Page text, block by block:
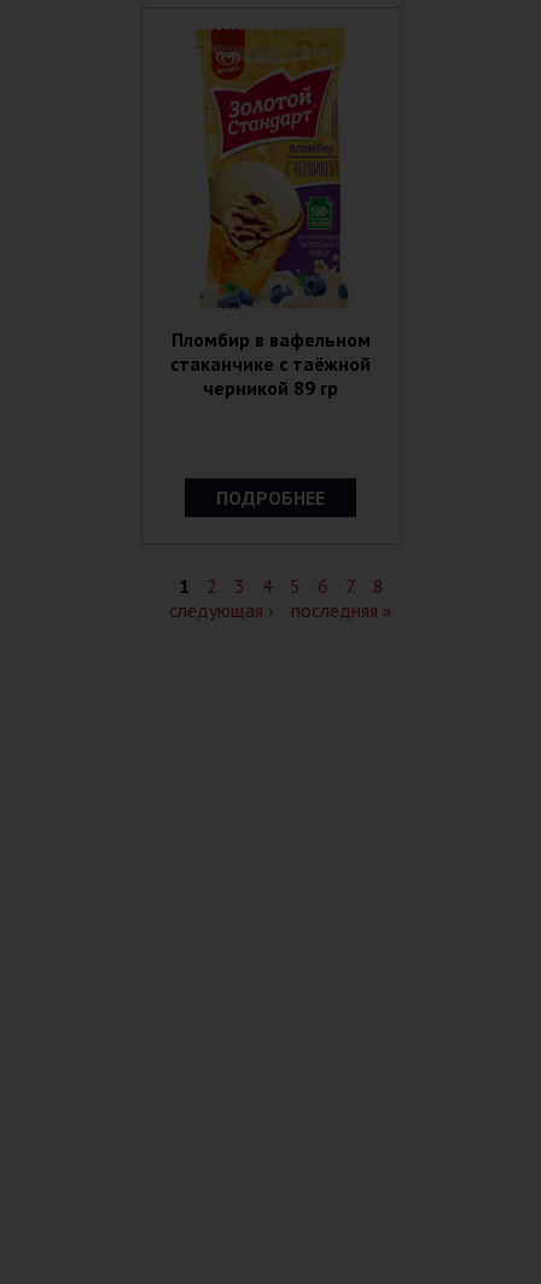
Пломбир в вафельном
стаканчике с таёжной
черникой 89 гр
ПОДРОБНЕЕ
Страницы
1 2 3 4 5 6 7
8
следующая ›
последняя »